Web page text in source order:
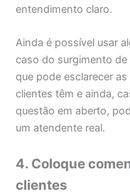
entendimento claro.
Ainda é possível usar
caso do surgimento
que pode esclarecer
clientes têm e ainda,
questão em aberto,
um atendente real.
4. Coloque
clientes